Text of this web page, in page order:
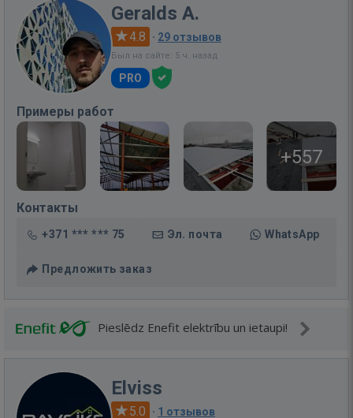
Geralds A.
4.8 · 29 отзывов
Был на сайте: 5 ч. назад
PRO
Примеры работ
+557
Контакты
+371 *** *** 75 Эл. почта WhatsApp
Предложить заказ
Pieslēdz Enefit elektrību un ietaupi!
Elviss
5.0 · 1 отзывов